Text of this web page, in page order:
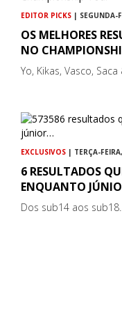
EDITOR PICKS | SEGUNDA-
OS MELHORES
NO
Yo, Kikas, Vasco, Saca
EXCLUSIVOS | TERÇA-
6 RESULTADOS
ENQUANTO
Dos sub14 aos